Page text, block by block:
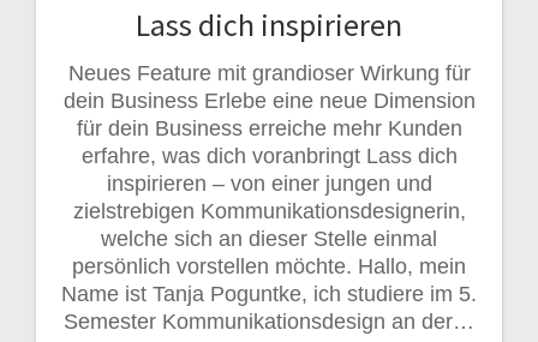
Lass dich inspirieren
Neues Feature mit grandioser Wirkung für
dein Business Erlebe eine neue Dimension
für dein Business erreiche mehr Kunden
erfahre, was dich voranbringt Lass dich
inspirieren – von einer jungen und
zielstrebigen Kommunikationsdesignerin,
welche sich an dieser Stelle einmal
persönlich vorstellen möchte. Hallo, mein
Name ist Tanja Poguntke, ich studiere im 5.
Semester Kommunikationsdesign an der…